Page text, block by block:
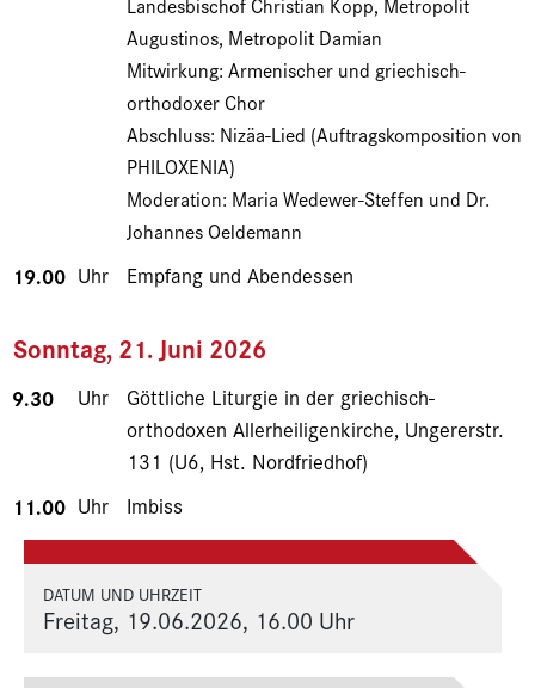
Landesbischof Christian Kopp, Metropolit
Augustinos, Metropolit Damian
Mitwirkung: Armenischer und griechisch-
orthodoxer Chor
Abschluss: Nizäa-Lied (Auftragskomposition von
PHILOXENIA)
Moderation: Maria Wedewer-Steffen und Dr.
Johannes Oeldemann
19.00 Uhr Empfang und Abendessen
Sonntag, 21. Juni 2026
9.30 Uhr
Göttliche Liturgie in der griechisch-
orthodoxen Allerheiligenkirche, Ungererstr.
131 (U6, Hst. Nordfriedhof)
11.00 Uhr Imbiss
DATUM UND UHRZEIT
Freitag, 19.06.2026, 16.00 Uhr